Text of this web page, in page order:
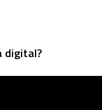
digital?